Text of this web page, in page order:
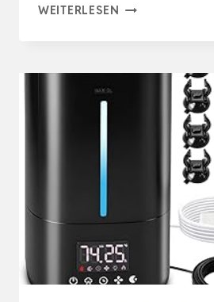
WEITERLESEN SMART-
INTELLIGENTES
SPRÜHSYSTEM,
SPRÜHDÜSEN,
EINSTELLUNG,
…